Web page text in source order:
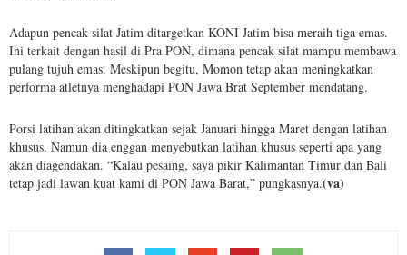
Adapun pencak silat Jatim ditargetkan KONI Jatim bisa meraih tiga emas.
Ini terkait dengan hasil di Pra PON, dimana pencak silat mampu membawa
pulang tujuh emas. Meskipun begitu, Momon tetap akan meningkatkan
performa atletnya menghadapi PON Jawa Brat September mendatang.
Porsi latihan akan ditingkatkan sejak Januari hingga Maret dengan latihan
khusus. Namun dia enggan menyebutkan latihan khusus seperti apa yang
akan diagendakan. “Kalau pesaing, saya pikir Kalimantan Timur dan Bali
tetap jadi lawan kuat kami di PON Jawa Barat,” pungkasnya.(va)